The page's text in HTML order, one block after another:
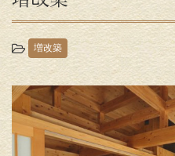
増改築